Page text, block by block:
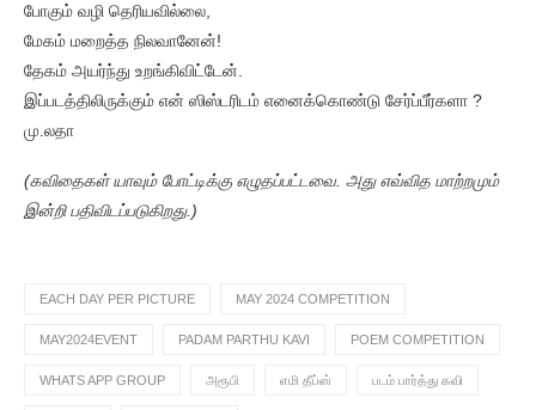
போகும் வழி தெரியவில்லை,
மேகம் மறைத்த நிலவானேன்!
தேகம் அயர்ந்து உறங்கிவிட்டேன்.
இப்படத்திலிருக்கும் என் ஸிஸ்டரிடம் எனைக்கொண்டு சேர்ப்பீர்களா ?
மு.லதா
(கவிதைகள் யாவும் போட்டிக்கு எழுதப்பட்டவை. அது எவ்வித மாற்றமும்
இன்றி பதிவிடப்படுகிறது.)
EACH DAY PER PICTURE MAY 2024 COMPETITION
MAY2024EVENT PADAM PARTHU KAVI POEM COMPETITION
WHATS APP GROUP அரூபி எமி தீப்ஸ் படம் பார்த்து கவி